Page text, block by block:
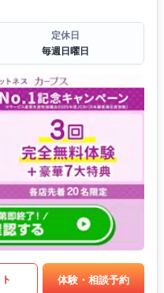
定休日
毎週日曜日
体験・相談予約